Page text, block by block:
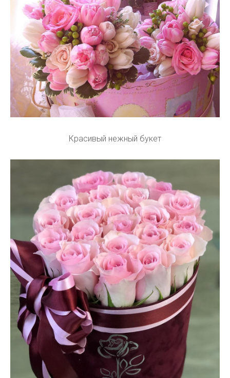
Красивый нежный букет